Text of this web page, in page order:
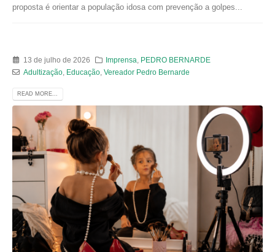
proposta é orientar a população idosa com prevenção a golpes...
13 de julho de 2026 Imprensa
PEDRO BERNARDE
Adultização, Educação, Vereador Pedro Bernarde
READ MORE...